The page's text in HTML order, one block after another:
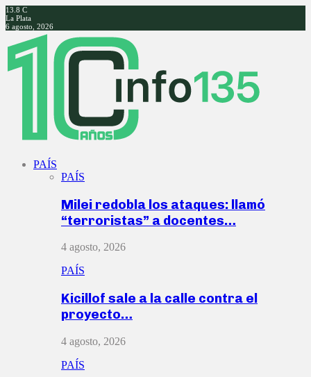
13.8 C
La Plata
6 agosto, 2026
Facebook
Twitter
Instagram
Youtube
PAÍS
PAÍS
Milei redobla los ataques: llamó
“terroristas” a docentes…
4 agosto, 2026
PAÍS
Kicillof sale a la calle contra el
proyecto…
4 agosto, 2026
PAÍS